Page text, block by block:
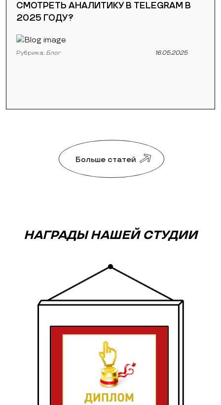
СМОТРЕТЬ АНАЛИТИКУ В TELEGRAM В
2025 ГОДУ?
Рубрика: Блог 16.05.2025
Больше статей
НАГРАДЫ НАШЕЙ СТУДИИ